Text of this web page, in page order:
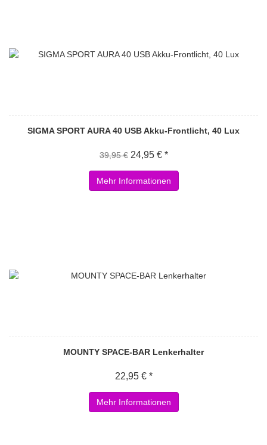
SIGMA SPORT AURA 40 USB Akku-Frontlicht, 40 Lux
39,95 € 24,95 € *
Mehr Informationen
MOUNTY SPACE-BAR Lenkerhalter
22,95 € *
Mehr Informationen